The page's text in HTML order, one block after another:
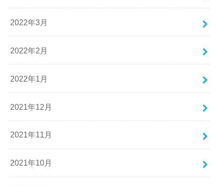
2022年3月
2022年2月
2022年1月
2021年12月
2021年11月
2021年10月